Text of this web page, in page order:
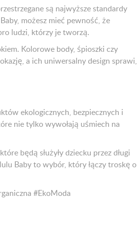
są najwyższe standardy
możesz mieć pewność, że
ludzi, którzy je tworzą.
Kolorowe body, śpioszki czy
a ich uniwersalny design sprawi,
ekologicznych, bezpiecznych i
nie tylko wywołają uśmiech na
będą służyły dziecku przez długi
Baby to wybór, który łączy troskę o
#EkoModa